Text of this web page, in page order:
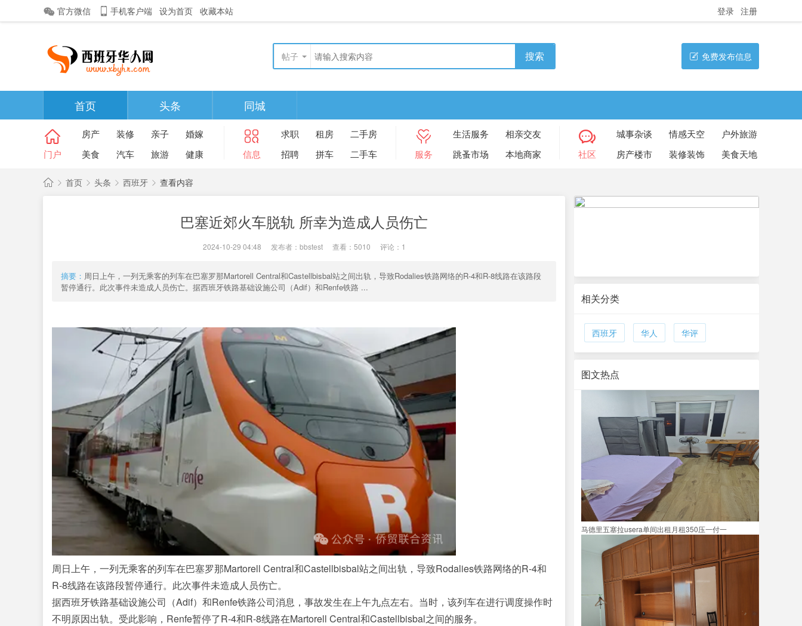
官方微信 手机客户端 设为首页 收藏本站 登录 注册
帖子 搜索 免费发布信息
首页 头条 同城
门户
房产 装修 亲子
婚嫁
美食
汽车 旅游 健康 信息
求职 租房
二手房
招聘
拼车 二手车 服务
生活服务
相亲交友
跳蚤市场
本地商家 社区
城事杂谈 情感天空
户外旅游
房产楼市
装修装饰 美食天地
首页 头条 西班牙 查看内容
巴塞近郊火车脱轨 所幸为造成人员伤亡
2024-10-29 04:48 发布者： bbstest 查看： 5010 评论： 1
摘要： 周日上午，一列无乘客的列车在巴塞罗那Martorell Central和Castellbisbal站之间出轨，导致Rodalies铁路网络的R-4和R-8线路在该路段
暂停通行。此次事件未造成人员伤亡。据西班牙铁路基础设施公司（Adif）和Renfe铁路 ...
周日上午，一列无乘客的列车在巴塞罗那Martorell Central和Castellbisbal站之间出轨，导致Rodalies铁路网络的R-4和
R-8线路在该路段暂停通行。此次事件未造成人员伤亡。
据西班牙铁路基础设施公司（Adif）和Renfe铁路公司消息，事故发生在上午九点左右。当时，该列车在进行调度操作时
不明原因出轨。受此影响，Renfe暂停了R-4和R-8线路在Martorell Central和Castellbisbal之间的服务。
相关分类
西班牙 华人 华评
图文热点
马德里五塞拉usera单间出租月租350压一付一